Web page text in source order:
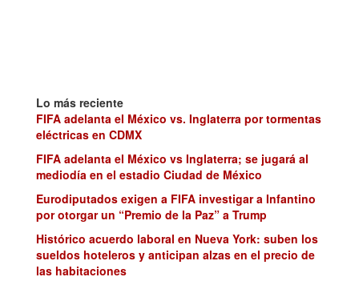
Lo más reciente
FIFA adelanta el México vs. Inglaterra por tormentas
eléctricas en CDMX
FIFA adelanta el México vs Inglaterra; se jugará al
mediodía en el estadio Ciudad de México
Eurodiputados exigen a FIFA investigar a Infantino
por otorgar un “Premio de la Paz” a Trump
Histórico acuerdo laboral en Nueva York: suben los
sueldos hoteleros y anticipan alzas en el precio de
las habitaciones